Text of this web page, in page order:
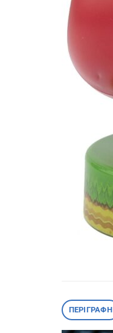
ΠΕΡΙΓΡΑΦΉ